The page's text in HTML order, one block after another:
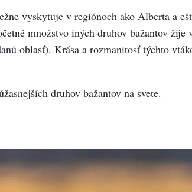
vyskytuje v regiónoch ako Alberta a
množstvo iných druhov bažantov
oblasť). Krása a rozmanitosť týchto
druhov bažantov na svete.